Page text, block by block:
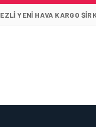
YENI HAVA KARGO